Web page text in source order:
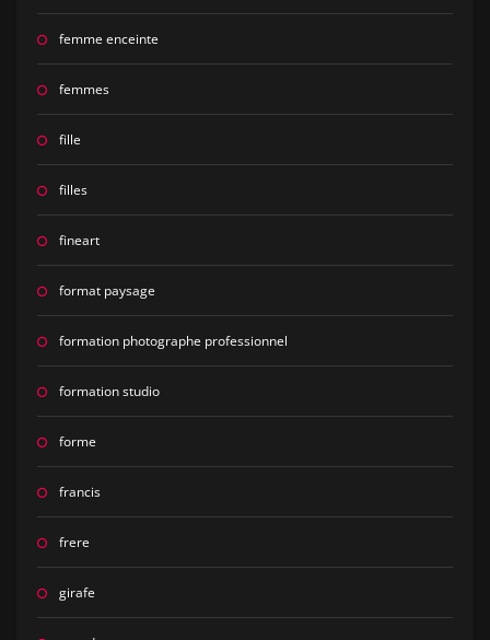
femme enceinte
femmes
fille
filles
fineart
format paysage
formation photographe professionnel
formation studio
forme
francis
frere
girafe